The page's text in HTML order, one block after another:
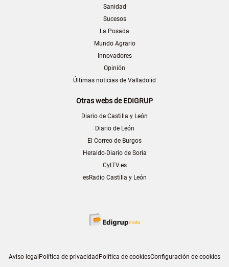
Sanidad
Sucesos
La Posada
Mundo Agrario
Innovadores
Opinión
Últimas noticias de Valladolid
Otras webs de EDIGRUP
Diario de Castilla y León
Diario de León
El Correo de Burgos
Heraldo-Diario de Soria
CyLTV.es
esRadio Castilla y León
Aviso legal Política de privacidad Política de cookiesConfiguración de cookies